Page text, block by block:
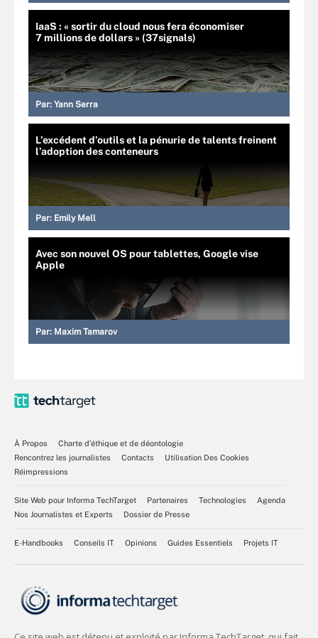
IaaS : « sortir du cloud nous fera économiser
7 millions de dollars » (37signals)
Par: Yann Serra
L’excédent d’outils et la pénurie de talents freinent
l’adoption des conteneurs
Par: Emily Mell
Avec son nouvel OS pour tablettes, Google vise
Apple
Par: Maxim Tamarov
À Propos
Charte d’éthique et de déontologie
Rencontrez les journalistes
Contacts
Utilisation Des Cookies
Réimpressions
Site Web pour Informa TechTarget Partenaires Technologies
Agenda
Nos Journalistes et Experts
Dossier de Presse
E-Handbooks Conseils IT Opinions Guides Essentiels Projets IT